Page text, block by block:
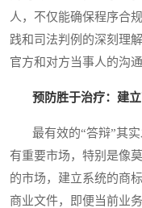
人，不仅能确保程序合
践和司法判例的深刻理
官方和对方当事人的沟
预防胜于治疗：建
最有效的“答辩”其实
有重要市场，特别是像
的市场，建立系统的商
商业文件，即便当前业